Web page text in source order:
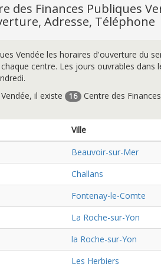
des Finances Publiques
Adresse, Téléphone
Vendée les horaires d'ouverture du
centre. Les jours ouvrables dans
il existe
16
Centre des
Ville
Beauvoir-sur-Mer
Challans
Fontenay-le-Comte
La Roche-sur-Yon
la Roche-sur-Yon
Les Herbiers